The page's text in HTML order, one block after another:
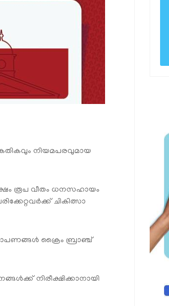
നിയമപരവുമായ
രൂപ വീതം ധനസഹായം
ചികിത്സാ
ക്രൈം ബ്രാഞ്ച്
നിരീക്ഷിക്കാനായി